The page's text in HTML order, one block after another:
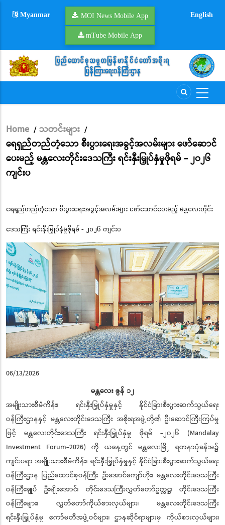
Myanmar MOI News Mobile App
mTube Mobile App
English
Breadcrumb
Home / သတင်းများ /
ရေရှည်တည်တံ့သော စီးပွားရေးအခွင့်အလမ်းများ ဖော်ဆောင်
ပေးမည့် မန္တလေးတိုင်းဒေသကြီး ရင်းနှီးမြှုပ်နှံမှုဖိုရမ် - ၂၀၂၆
ကျင်းပ
ရေရှည်တည်တံ့သော စီးပွားရေးအခွင့်အလမ်းများ ဖော်ဆောင်ပေးမည့် မန္တလေးတိုင်း
ဒေသကြီး ရင်းနှီးမြှုပ်နှံမှုဖိုရမ် - ၂၀၂၆ ကျင်းပ
06/13/2026
မန္တလေး ဇွန် ၁၂
အမျိုးသားစီမံကိန်း၊ ရင်းနှီးမြှုပ်နှံမှုနှင့် နိုင်ငံခြားစီးပွားဆက်သွယ်ရေး
ဝန်ကြီးဌာနနှင့် မန္တလေးတိုင်းဒေသကြီး အစိုးရအဖွဲ့တို့၏ ဦးဆောင်ကြီးကြပ်မှု
ဖြင့် မန္တလေးတိုင်းဒေသကြီး ရင်းနှီးမြှုပ်နှံမှု ဖိုရမ် -၂၀၂၆ (Mandalay
Investment Forum-2026) ကို ယနေ့တွင် မန္တလေးမြို့ ရတနာပုံခန်းမ၌
ကျင်းပရာ အမျိုးသားစီမံကိန်း၊ ရင်းနှီးမြှုပ်နှံမှုနှင့် နိုင်ငံခြားစီးပွားဆက်သွယ်ရေး
ဝန်ကြီးဌာန ပြည်ထောင်စုဝန်ကြီး ဦးအောင်ကျော်ဟိုး၊ မန္တလေးတိုင်းဒေသကြီး
ဝန်ကြီးချုပ် ဦးမျိုးအောင်၊ တိုင်းဒေသကြီးလွှတ်တော်ဥက္ကဋ္ဌ၊ တိုင်းဒေသကြီး
ဝန်ကြီးများ၊ လွှတ်တော်ကိုယ်စားလှယ်များ၊ မန္တလေးတိုင်းဒေသကြီး
ရင်းနှီးမြှုပ်နှံမှု ကော်မတီအဖွဲ့ဝင်များ၊ ဌာနဆိုင်ရာများမှ ကိုယ်စားလှယ်များ၊